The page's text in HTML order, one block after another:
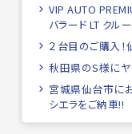
VIP AUTO
バラード LT クル
２台目のご購入
秋田県のS様にヤ
宮城県仙台市に
シエラをご納車!!